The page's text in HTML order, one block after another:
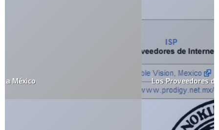
Los Proveedores de Internet y los Torrents